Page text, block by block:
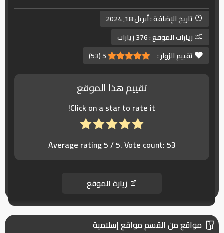
تاريخ الإضافة :أبريل 18, 2024
زيارات الموقع :376 زيارات
تقييم الزوار :
5
(
53
)
تقييم هذا الموقع
Click on a star to rate it!
Average rating5/ 5. Vote count:53
زيارة الموقع
مواقع من القسم مواقع إسلامية